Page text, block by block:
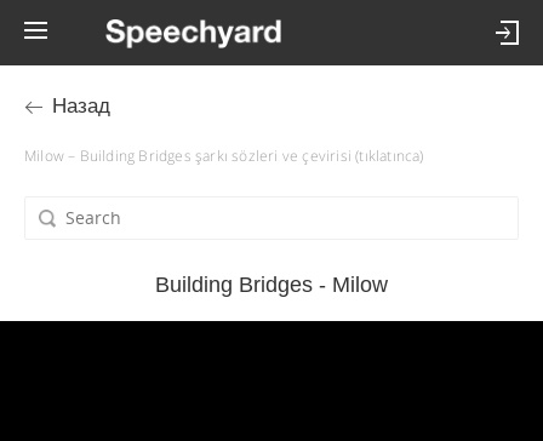
Назад
Milow – Building Bridges şarkı sözleri ve çevirisi (tıklatınca)
Building Bridges - Milow